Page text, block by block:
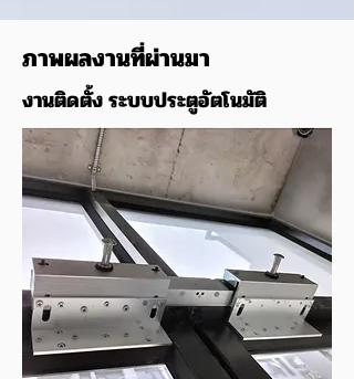
ภาพผลงานที่ผ่านมา
งานติดตั้ง ระบบประตูอัตโนมัติ